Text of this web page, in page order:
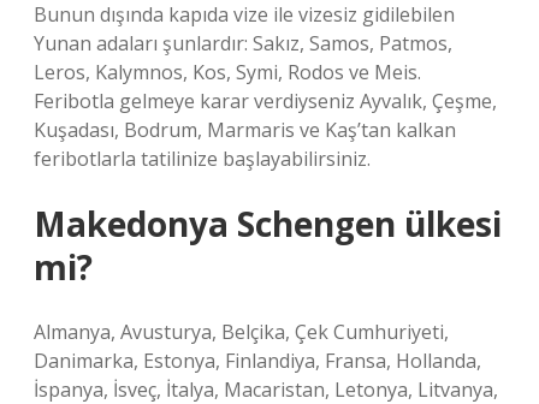
Bunun dışında kapıda vize ile vizesiz gidilebilen
Yunan adaları şunlardır: Sakız, Samos, Patmos,
Leros, Kalymnos, Kos, Symi, Rodos ve Meis.
Feribotla gelmeye karar verdiyseniz Ayvalık, Çeşme,
Kuşadası, Bodrum, Marmaris ve Kaş’tan kalkan
feribotlarla tatilinize başlayabilirsiniz.
Makedonya Schengen ülkesi
mi?
Almanya, Avusturya, Belçika, Çek Cumhuriyeti,
Danimarka, Estonya, Finlandiya, Fransa, Hollanda,
İspanya, İsveç, İtalya, Macaristan, Letonya, Litvanya,